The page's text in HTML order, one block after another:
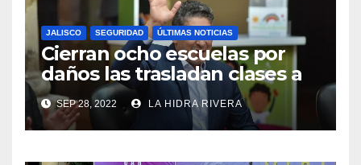
JALISCO SEGURIDAD ÚLTIMAS NOTICIAS
Cierran ocho escuelas por
daños las trasladan clases a
sedes alternas.
SEP 28, 2022 LA HIDRA RIVERA